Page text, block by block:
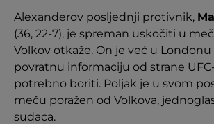
Alexanderov posljednji protivnik,
(36, 22-7), je spreman uskočiti u
Volkov otkaže. On je već u Londonu
povratnu informaciju od strane
potrebno boriti. Poljak je u svom
meču poražen od Volkova,
sudaca.